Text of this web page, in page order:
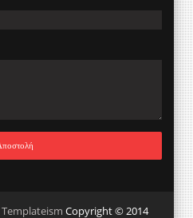
Templateism Copyright © 2014